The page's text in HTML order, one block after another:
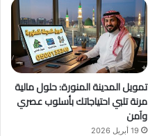
T
u
b
e
ق
ر
ا
م
تمويل المدينة المنورة: حلول مالية
مرنة تلبي احتياجاتك بأسلوب عصري
وآمن
19 أبريل 2026